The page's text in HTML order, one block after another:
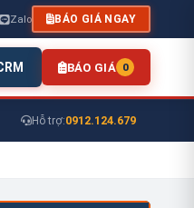
Zalo BÁO GIÁ NGAY
BÁO GIÁ 0
Hỗ trợ:0912.124.679